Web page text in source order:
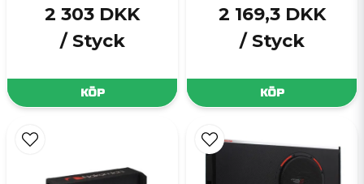
2 303 DKK
/ Styck
KÖP
2 169,3 DKK
/ Styck
KÖP